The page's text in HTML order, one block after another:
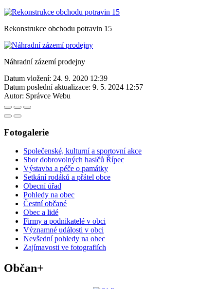
Rekonstrukce obchodu potravin 15
Náhradní zázemí prodejny
Datum vložení: 24. 9. 2020 12:39
Datum poslední aktualizace: 9. 5. 2024 12:57
Autor: Správce Webu
Fotogalerie
Společenské, kulturní a sportovní akce
Sbor dobrovolných hasičů Řípec
Výstavba a péče o památky
Setkání rodáků a přátel obce
Obecní úřad
Pohledy na obec
Čestní občané
Obec a lidé
Firmy a podnikatelé v obci
Významné události v obci
Nevšední pohledy na obec
Zajímavosti ve fotografiích
Občan+